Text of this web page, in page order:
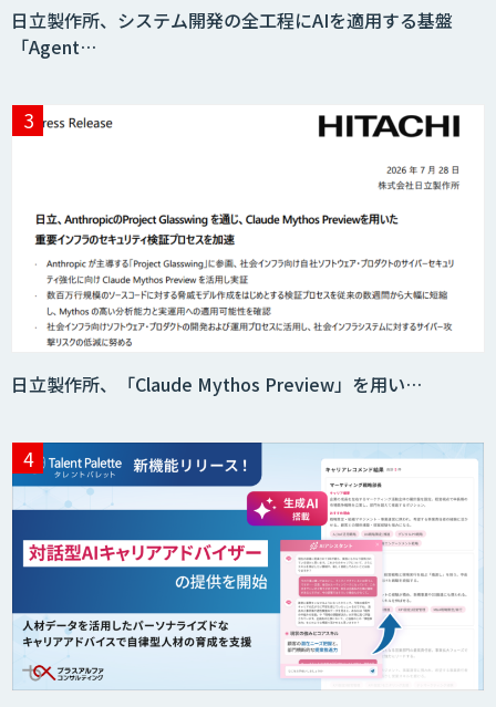
日立製作所、システム開発の全工程にAIを適用する基盤
「Agent…
日立製作所、「Claude Mythos Preview」を用い…